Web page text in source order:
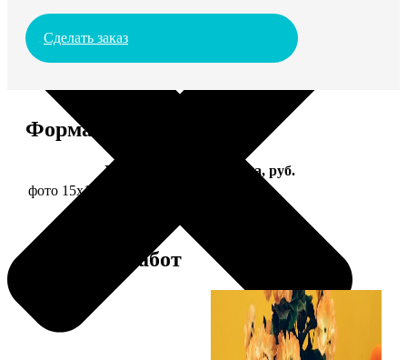
Сделать заказ
Форматы и цены
Услуга
Цена, руб.
фото 15х15 в деревянной рамке
Примеры работ